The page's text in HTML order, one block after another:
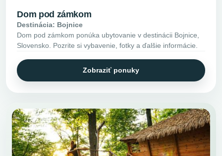
Dom pod zámkom
Destinácia: Bojnice
Dom pod zámkom ponúka ubytovanie v destinácii Bojnice,
Slovensko. Pozrite si vybavenie, fotky a ďalšie informácie.
Zobraziť ponuky